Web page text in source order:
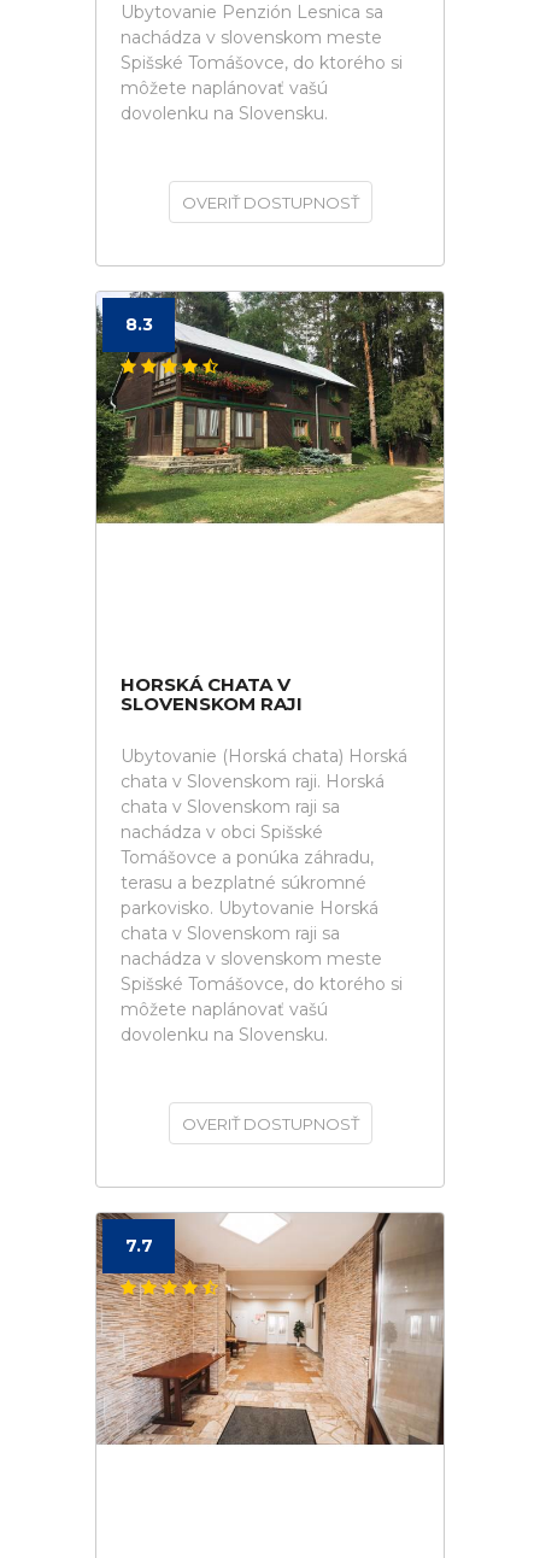
Ubytovanie Penzión Lesnica sa
nachádza v slovenskom meste
Spišské Tomášovce, do ktorého si
môžete naplánovať vašú
dovolenku na Slovensku.
OVERIŤ DOSTUPNOSŤ
8.3
HORSKÁ CHATA V
SLOVENSKOM RAJI
Ubytovanie (Horská chata) Horská
chata v Slovenskom raji. Horská
chata v Slovenskom raji sa
nachádza v obci Spišské
Tomášovce a ponúka záhradu,
terasu a bezplatné súkromné
parkovisko. Ubytovanie Horská
chata v Slovenskom raji sa
nachádza v slovenskom meste
Spišské Tomášovce, do ktorého si
môžete naplánovať vašú
dovolenku na Slovensku.
OVERIŤ DOSTUPNOSŤ
7.7